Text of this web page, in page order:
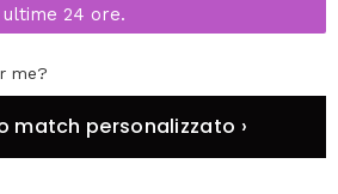
ultime 24 ore.
me?
match personalizzato ›